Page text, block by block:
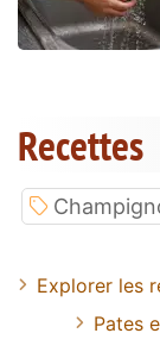
Recettes
Explorer les
Pates